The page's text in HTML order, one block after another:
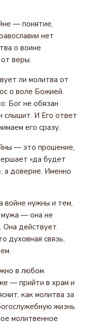
— понятие,
нет
о воине
веры.
ли молитва от
о воле Божией.
Бог не обязан
слышит. И Его ответ
его сразу.
— это прошение,
«да будет
а доверие. Именно
войне нужны и тем,
мужа — она не
Она действует.
духовная связь,
в любом
— прийти в храм и
как молитва за
жизнь
молитвенное